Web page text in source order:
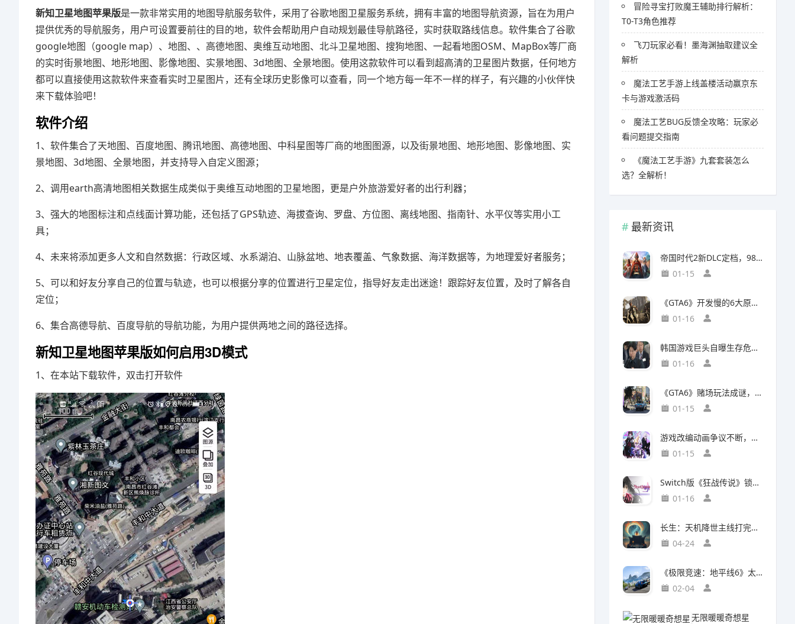
新知卫星地图苹果版是一款非常实用的地图导航服务软件，采用了谷歌地图卫星服务系统，拥有丰富的地图导航资源，旨在为用户
提供优秀的导航服务，用户可设置要前往的目的地，软件会帮助用户自动规划最佳导航路径，实时获取路线信息。软件集合了谷歌
google地图（google map）、地图、、高德地图、奥维互动地图、北斗卫星地图、搜狗地图、一起看地图OSM、MapBox等厂商
的实时街景地图、地形地图、影像地图、实景地图、3d地图、全景地图。使用这款软件可以看到超高清的卫星图片数据，任何地方
都可以直接使用这款软件来查看实时卫星图片，还有全球历史影像可以查看，同一个地方每一年不一样的样子，有兴趣的小伙伴快
来下载体验吧！
软件介绍
1、软件集合了天地图、百度地图、腾讯地图、高德地图、中科星图等厂商的地图图源，以及街景地图、地形地图、影像地图、实
景地图、3d地图、全景地图，并支持导入自定义图源；
2、调用earth高清地图相关数据生成类似于奥维互动地图的卫星地图，更是户外旅游爱好者的出行利器；
3、强大的地图标注和点线面计算功能，还包括了GPS轨迹、海拔查询、罗盘、方位图、离线地图、指南针、水平仪等实用小工
具；
4、未来将添加更多人文和自然数据：行政区域、水系湖泊、山脉盆地、地表覆盖、气象数据、海洋数据等，为地理爱好者服务；
5、可以和好友分享自己的位置与轨迹，也可以根据分享的位置进行卫星定位，指导好友走出迷途！跟踪好友位置，及时了解各自
定位；
6、集合高德导航、百度导航的导航功能，为用户提供两地之间的路径选择。
新知卫星地图苹果版如何启用3D模式
1、在本站下载软件，双击打开软件
冒险寻宝打败魔王辅助排行解析：
T0-T3角色推荐
飞刀玩家必看！墨海渊抽取建议全
解析
魔法工艺手游上线盖楼活动赢京东
卡与游戏激活码
魔法工艺BUG反馈全攻略：玩家必
看问题提交指南
《魔法工艺手游》九套套装怎么
选？全解析！
最新资讯
帝国时代2新DLC定档，98元预购竟藏三大美洲文明秘密
01-15
《GTA6》开发慢的6大原因，竟与编剧离职和内部矛盾有关
01-16
韩国游戏巨头自曝生存危机，竟要靠AI以一敌百对抗中国
01-16
《GTA6》赌场玩法成谜，50国曾因赌博功能封禁前作
01-15
游戏改编动画争议不断，编剧被踢出局背后竟有隐情
01-15
Switch版《狂战传说》锁定30帧，次世代主机却能60帧流畅运行，差距背后有何玄机？
01-16
长生：天机降世主线打完了，说一下大概情况吧
04-24
《极限竞速：地平线6》太真实震惊玩家：这跟现实的日本一样！
02-04
无限暖暖奇想星